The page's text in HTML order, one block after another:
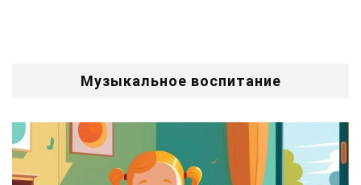
Музыкальное воспитание